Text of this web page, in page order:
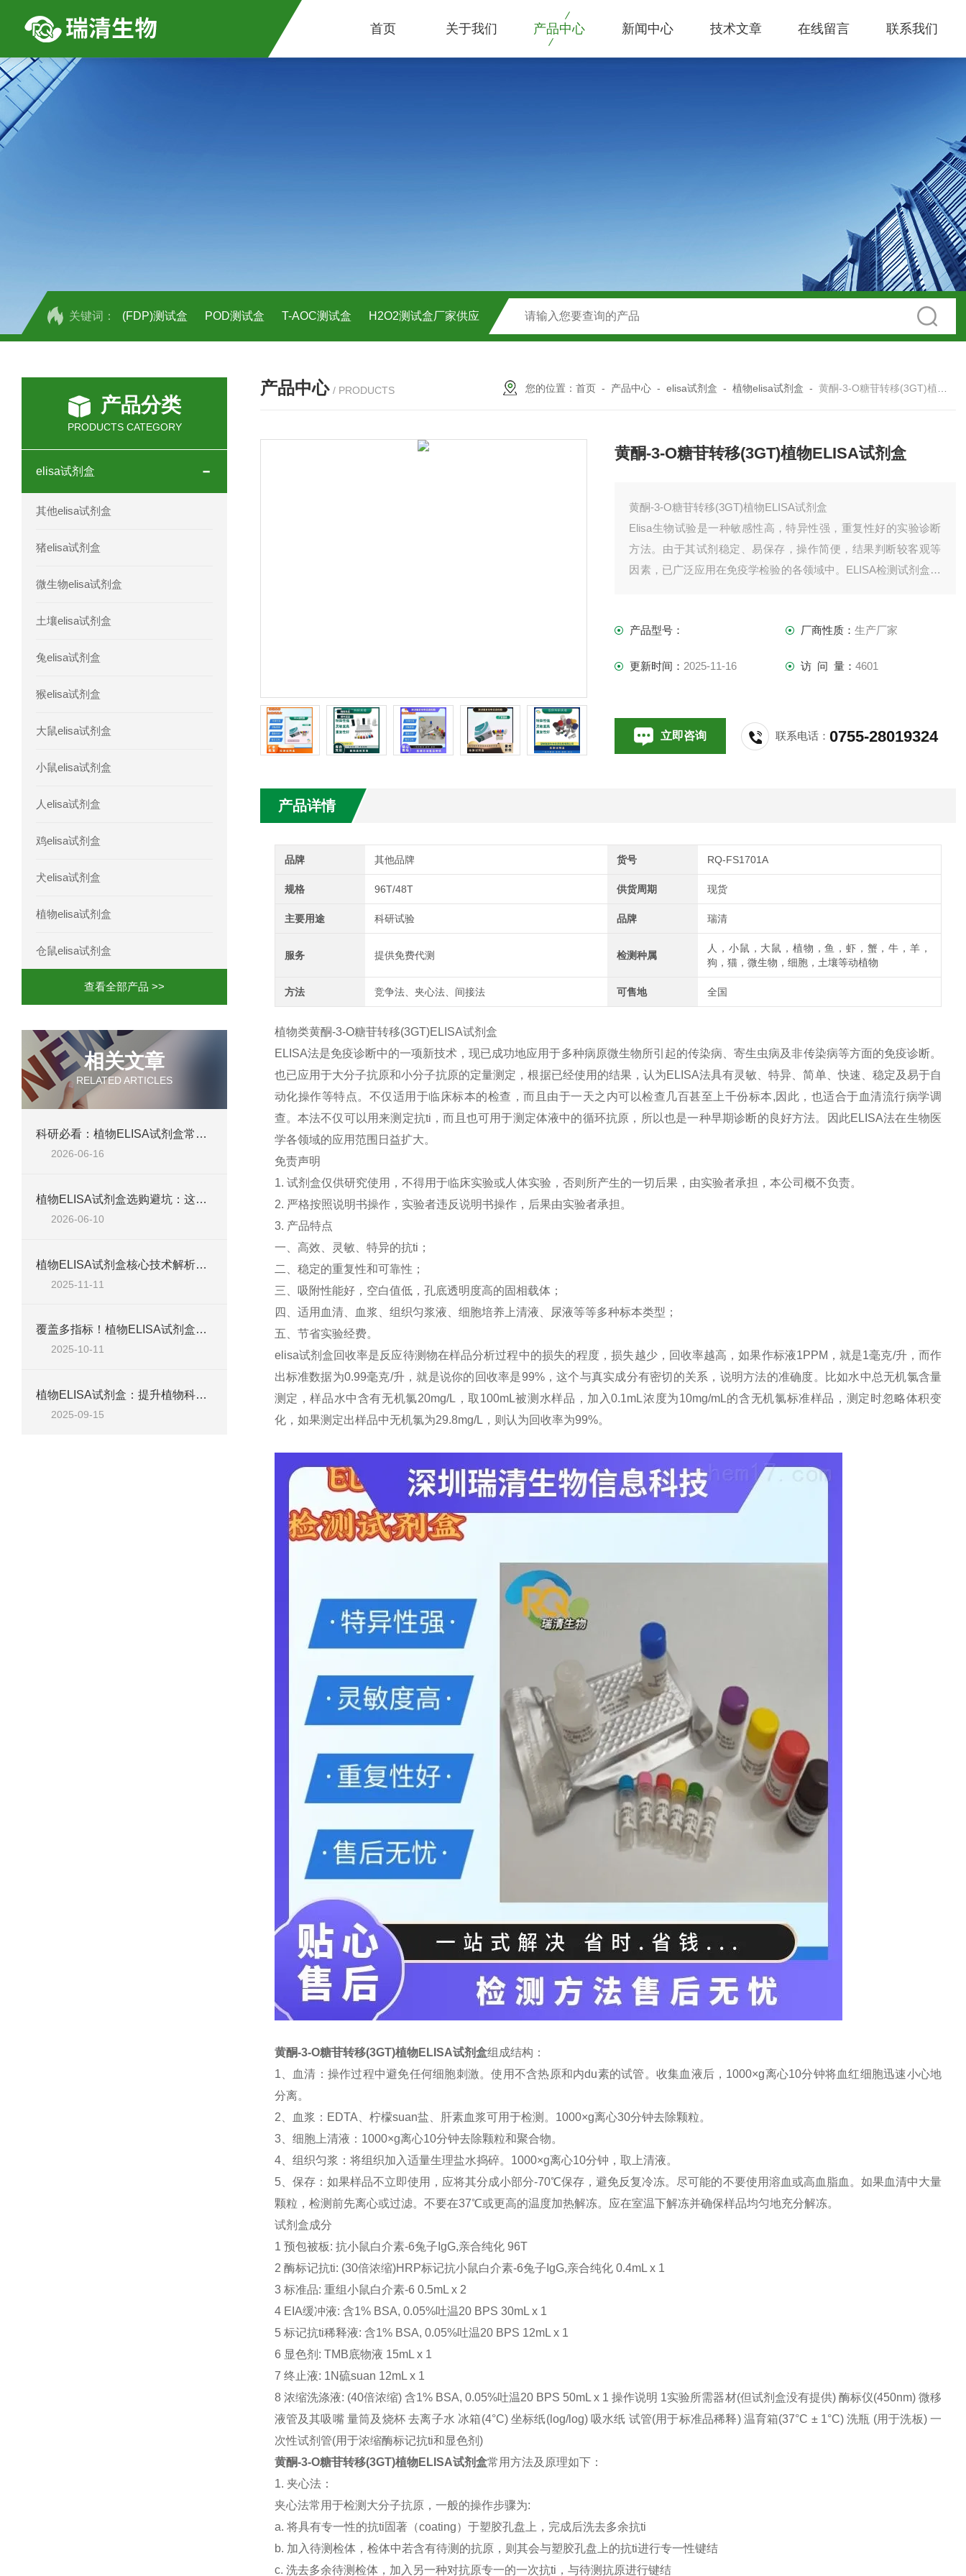
首页 关于我们 产品中心 新闻中心 技术文章 在线留言 联系我们
关键词： (FDP)测试盒 POD测试盒 T-AOC测试盒 H2O2测试盒厂家供应
人全式钴氨素2(HTSB2)elisa试剂盒现货
人鞘脂(SPH)elisa试剂盒现货速发
人蓝氏贾第虫(GL)elisa试剂盒厂家直销
产品分类
PRODUCTS CATEGORY
elisa试剂盒
其他elisa试剂盒
猪elisa试剂盒
微生物elisa试剂盒
土壤elisa试剂盒
兔elisa试剂盒
猴elisa试剂盒
大鼠elisa试剂盒
小鼠elisa试剂盒
人elisa试剂盒
鸡elisa试剂盒
犬elisa试剂盒
植物elisa试剂盒
仓鼠elisa试剂盒
查看全部产品 >>
相关文章
RELATED ARTICLES
科研必看：植物ELISA试剂盒常见失败原因，这六个问题最致命
2026-06-16
植物ELISA试剂盒选购避坑：这五个参数不达标，数据全白测
2026-06-10
植物ELISA试剂盒核心技术解析：如何实现植物激素、蛋白等目标物的高特异性检测？
2025-11-11
覆盖多指标！植物ELISA试剂盒，适配脱落酸、生长素、植保素等检测需求
2025-10-11
植物ELISA试剂盒：提升植物科学研究效率的关键工具
2025-09-15
产品中心 / PRODUCTS 您的位置：首页 - 产品中心 -elisa试剂盒 -植物elisa试剂盒 -黄酮-3-O糖苷转移(3GT)植物ELISA试剂盒
黄酮-3-O糖苷转移(3GT)植物ELISA试剂盒
黄酮-3-O糖苷转移(3GT)植物ELISA试剂盒
Elisa生物试验是一种敏感性高，特异性强，重复性好的实验诊断
方法。由于其试剂稳定、易保存，操作简便，结果判断较客观等
因素，已广泛应用在免疫学检验的各领域中。ELISA检测试剂盒适
产品型号：
厂商性质： 生产厂家
更新时间： 2025-11-16 访 问 量： 4601
立即咨询 联系电话：0755-28019324
产品详情
品牌 其他品牌 货号 RQ-FS1701A
规格 96T/48T 供货周期 现货
主要用途 科研试验 品牌 瑞清
服务 提供免费代测 检测种属
人，小鼠，大鼠，植物，鱼，虾，蟹，牛，羊，
狗，猫，微生物，细胞，土壤等动植物
方法 竞争法、夹心法、间接法 可售地 全国
植物类黄酮-3-O糖苷转移(3GT)ELISA试剂盒
ELISA法是免疫诊断中的一项新技术，现已成功地应用于多种病原微生物所引起的传染病、寄生虫病及非传染病等方面的免疫诊断。
也已应用于大分子抗原和小分子抗原的定量测定，根据已经使用的结果，认为ELISA法具有灵敏、特异、简单、快速、稳定及易于自
动化操作等特点。不仅适用于临床标本的检查，而且由于一天之内可以检查几百甚至上千份标本,因此，也适合于血清流行病学调
查。本法不仅可以用来测定抗ti，而且也可用于测定体液中的循环抗原，所以也是一种早期诊断的良好方法。因此ELISA法在生物医
学各领域的应用范围日益扩大。
免责声明
1. 试剂盒仅供研究使用，不得用于临床实验或人体实验，否则所产生的一切后果，由实验者承担，本公司概不负责。
2. 严格按照说明书操作，实验者违反说明书操作，后果由实验者承担。
3. 产品特点
一、高效、灵敏、特异的抗ti；
二、稳定的重复性和可靠性；
三、吸附性能好，空白值低，孔底透明度高的固相载体；
四、适用血清、血浆、组织匀浆液、细胞培养上清液、尿液等等多种标本类型；
五、节省实验经费。
elisa试剂盒回收率是反应待测物在样品分析过程中的损失的程度，损失越少，回收率越高，如果作标液1PPM，就是1毫克/升，而作
出标准数据为0.99毫克/升，就是说你的回收率是99%，这个与真实成分有密切的关系，说明方法的准确度。比如水中总无机氯含量
测定，样品水中含有无机氯20mg/L，取100mL被测水样品，加入0.1mL浓度为10mg/mL的含无机氯标准样品，测定时忽略体积变
化，如果测定出样品中无机氯为29.8mg/L，则认为回收率为99%。
黄酮-3-O糖苷转移(3GT)植物ELISA试剂盒组成结构：
1、血清：操作过程中避免任何细胞刺激。使用不含热原和内du素的试管。收集血液后，1000×g离心10分钟将血红细胞迅速小心地
分离。
2、血浆：EDTA、柠檬suan盐、肝素血浆可用于检测。1000×g离心30分钟去除颗粒。
3、细胞上清液：1000×g离心10分钟去除颗粒和聚合物。
4、组织匀浆：将组织加入适量生理盐水捣碎。1000×g离心10分钟，取上清液。
5、保存：如果样品不立即使用，应将其分成小部分-70℃保存，避免反复冷冻。尽可能的不要使用溶血或高血脂血。如果血清中大量
颗粒，检测前先离心或过滤。不要在37℃或更高的温度加热解冻。应在室温下解冻并确保样品均匀地充分解冻。
试剂盒成分
1 预包被板: 抗小鼠白介素-6兔子IgG,亲合纯化 96T
2 酶标记抗ti: (30倍浓缩)HRP标记抗小鼠白介素-6兔子IgG,亲合纯化 0.4mL x 1
3 标准品: 重组小鼠白介素-6 0.5mL x 2
4 EIA缓冲液: 含1% BSA, 0.05%吐温20 BPS 30mL x 1
5 标记抗ti稀释液: 含1% BSA, 0.05%吐温20 BPS 12mL x 1
6 显色剂: TMB底物液 15mL x 1
7 终止液: 1N硫suan 12mL x 1
8 浓缩洗涤液: (40倍浓缩) 含1% BSA, 0.05%吐温20 BPS 50mL x 1 操作说明 1实验所需器材(但试剂盒没有提供) 酶标仪(450nm) 微移
液管及其吸嘴 量筒及烧杯 去离子水 冰箱(4°C) 坐标纸(log/log) 吸水纸 试管(用于标准品稀释) 温育箱(37°C ± 1°C) 洗瓶 (用于洗板) 一
次性试剂管(用于浓缩酶标记抗ti和显色剂)
黄酮-3-O糖苷转移(3GT)植物ELISA试剂盒常用方法及原理如下：
1. 夹心法：
夹心法常用于检测大分子抗原，一般的操作步骤为:
a. 将具有专一性的抗ti固著（coating）于塑胶孔盘上，完成后洗去多余抗ti
b. 加入待测检体，检体中若含有待测的抗原，则其会与塑胶孔盘上的抗ti进行专一性键结
c. 洗去多余待测检体，加入另一种对抗原专一的一次抗ti，与待测抗原进行键结